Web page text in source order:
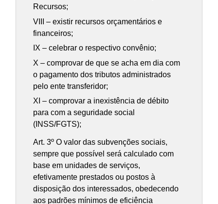
Recursos;
VIII – existir recursos orçamentários e
financeiros;
IX – celebrar o respectivo convênio;
X – comprovar de que se acha em dia com
o pagamento dos tributos administrados
pelo ente transferidor;
XI – comprovar a inexistência de débito
para com a seguridade social
(INSS/FGTS);
Art. 3º O valor das subvenções sociais,
sempre que possível será calculado com
base em unidades de serviços,
efetivamente prestados ou postos à
disposição dos interessados, obedecendo
aos padrões mínimos de eficiência